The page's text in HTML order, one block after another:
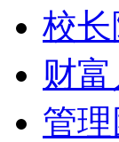
校
财
管理